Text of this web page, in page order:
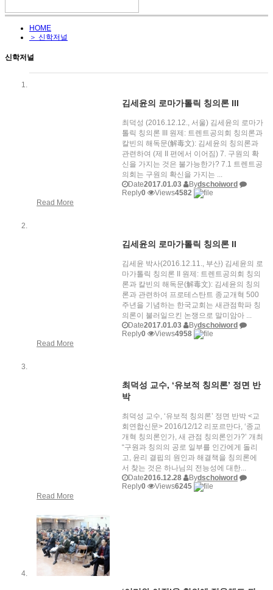
HOME
＞ 신학저널
신학저널
김세윤의 로마가톨릭 칭의론 III
최덕성 (2016.12.12., 서울) 김세윤의 로마가
톨릭 칭의론 III 원제: 트렌트공의회 칭의론과
칼빈의 해독문(解毒文): 김세윤의 칭의론과
관련하여 (제 II 편에서 이어짐) 7. 구원의 확
신을 가지는 것은 불가능한가? 7.1 트렌트공
의회는 구원의 확신을 가지는 ...
Date2017.01.03 Bydschoiword
Reply0 Views4582
Read More
김세윤의 로마가톨릭 칭의론 II
김세윤 박사(2016.12.11., 부산) 김세윤의 로
마가톨릭 칭의론 II 원제: 트렌트공의회 칭의
론과 칼빈의 해독문(解毒文): 김세윤의 칭의
론과 관련하여 프로테스탄트 종교개혁 500
주년을 기념하는 한국교회는 새관점학파 칭
의론이 불러일으킨 논쟁으로 말미암아 ...
Date2017.01.03 Bydschoiword
Reply0 Views4958
Read More
최덕성 교수, ‘유보적 칭의론’ 정면 반
박
최덕성 교수, ‘유보적 칭의론’ 정면 반박 <교
회연합신문> 2016/12/12 리포르만다, ‘종교
개혁 칭의론인가, 새 관점 칭의론인가?’ 개최
“구원과 칭의의 공로 일부를 인간에게 돌리
고, 윤리 결핍의 원인과 해결책을 칭의론에
서 찾는 것은 하나님의 전능성에 대한...
Date2016.12.28 Bydschoiword
Reply0 Views6245
Read More